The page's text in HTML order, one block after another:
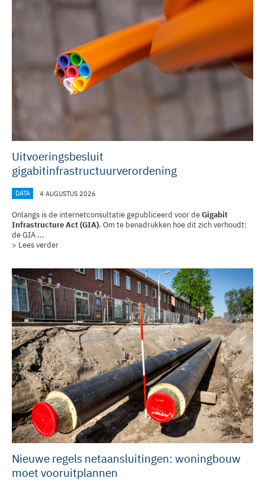
Uitvoeringsbesluit
gigabitinfrastructuurverordening
DATA 4 AUGUSTUS 2026
Onlangs is de internetconsultatie gepubliceerd voor deGigabit
Infrastructure Act (GIA). Om te benadrukken hoe dit zich verhoudt:
de GIA ...
> Lees verder
Nieuwe regels netaansluitingen: woningbouw
moet vooruitplannen